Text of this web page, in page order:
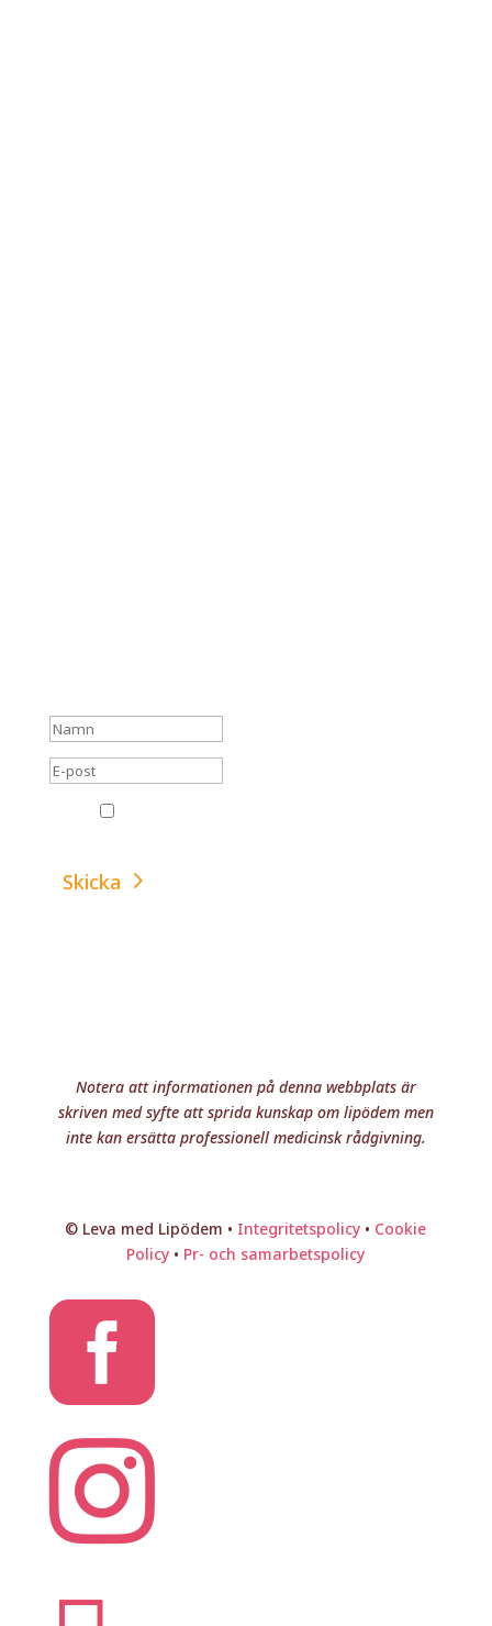
Skicka
Notera att informationen på denna webbplats är
skriven med syfte att sprida kunskap om lipödem men
inte kan ersätta professionell medicinsk rådgivning.
© Leva med Lipödem • Integritetspolicy • Cookie
Policy • Pr- och samarbetspolicy

